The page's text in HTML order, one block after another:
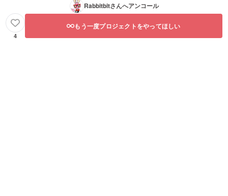
Rabbitbitさんへアンコール
4
もう一度プロジェクトをやってほしい